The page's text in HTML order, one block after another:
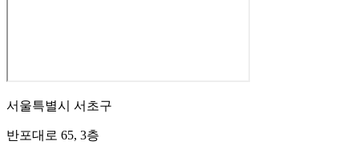
서울특별시 서초구
반포대로 65, 3층